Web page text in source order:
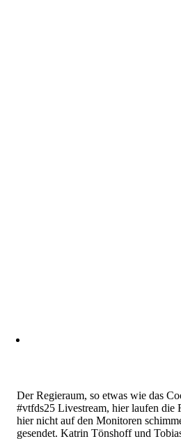
Der Regieraum, so etwas wie das
#vtfds25 Livestream, hier laufen die
hier nicht auf den Monitoren
gesendet. Katrin Tönshoff und